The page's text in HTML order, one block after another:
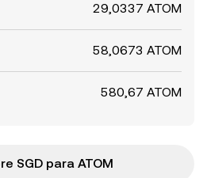
29,0337 ATOM
58,0673 ATOM
580,67 ATOM
SGD para ATOM